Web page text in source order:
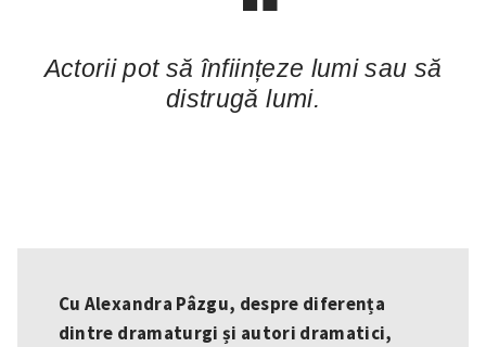
Actorii pot să înființeze lumi sau să
distrugă lumi.
Cu Alexandra Pâzgu, despre diferența
dintre dramaturgi și autori dramatici,